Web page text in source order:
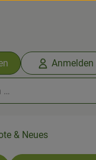
Anmelden
& Neues